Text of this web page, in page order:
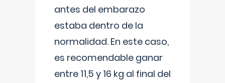
antes del embarazo
estaba dentro de la
normalidad. En este caso,
es recomendable ganar
entre 11,5 y 16 kg al final del